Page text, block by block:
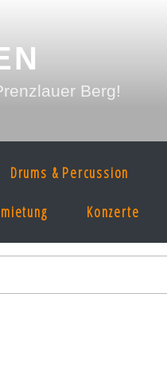
Berg!
Drums & Percussion
Konzerte